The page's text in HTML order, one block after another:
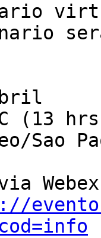
(13 hrs
Sao
Webex